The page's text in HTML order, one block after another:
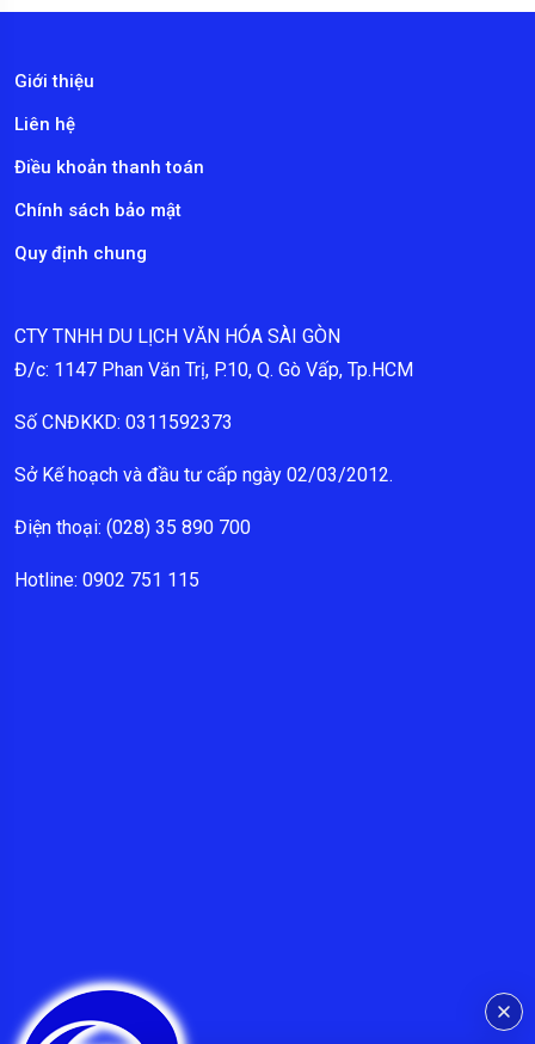
Giới thiệu
Liên hệ
Điều khoản thanh toán
Chính sách bảo mật
Quy định chung
CTY TNHH DU LỊCH VĂN HÓA SÀI GÒN
Đ/c: 1147 Phan Văn Trị, P.10, Q. Gò Vấp, Tp.HCM
Số CNĐKKD: 0311592373
Sở Kế hoạch và đầu tư cấp ngày 02/03/2012.
Điện thoại: (028) 35 890 700
Hotline: 0902 751 115